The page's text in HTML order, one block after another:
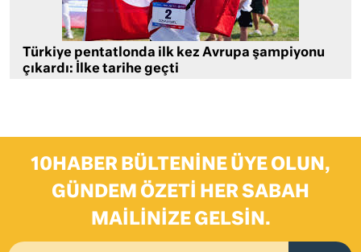
Türkiye pentatlonda ilk kez Avrupa şampiyonu
çıkardı: İlke tarihe geçti
10HABER BÜLTENINE ÜYE OLUN,
GÜNDEM ÖZETI HER SABAH
MAILINIZE GELSIN.